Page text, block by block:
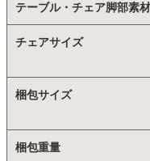
テーブル・チェア脚部素材
チェアサイズ
梱包サイズ
梱包重量